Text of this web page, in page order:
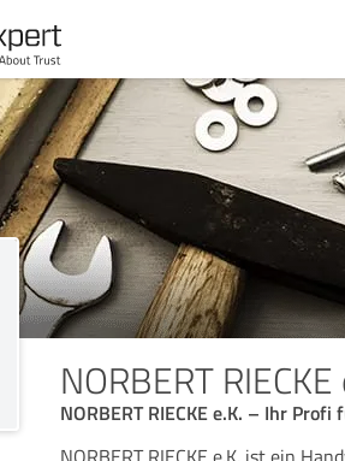
NORBERT
NORBERT RIECKE e.K. – Ihr